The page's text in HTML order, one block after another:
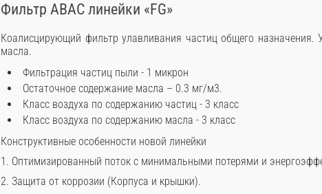
Фильтр ABAC линейки «FG»
Коалисцирующий фильтр улавливания частиц общего назначения.
масла.
Фильтрация частиц пыли - 1 микрон
Остаточное содержание масла – 0.3 мг/м3.
Класс воздуха по содержанию частиц - 3 класс
Класс воздуха по содержанию масла - 3 класс
Конструктивные особенности новой линейки
1. Оптимизированный поток с минимальными потерями и
2. Защита от коррозии (Корпуса и крышки).